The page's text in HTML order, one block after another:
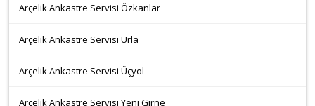
Arçelik Ankastre Servisi Özkanlar
Arçelik Ankastre Servisi Urla
Arçelik Ankastre Servisi Üçyol
Arçelik Ankastre Servisi Yeni Girne